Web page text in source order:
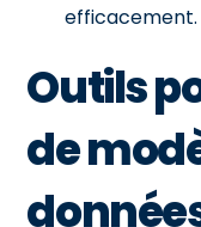
efficacement.
Outils
de